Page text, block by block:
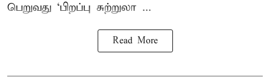
பெறுவது ‘பிறப்பு சுற்றுலா ...
Read More